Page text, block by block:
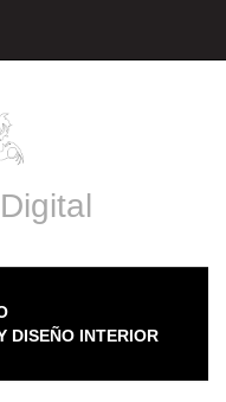
Digital
DISEÑO INTERIOR